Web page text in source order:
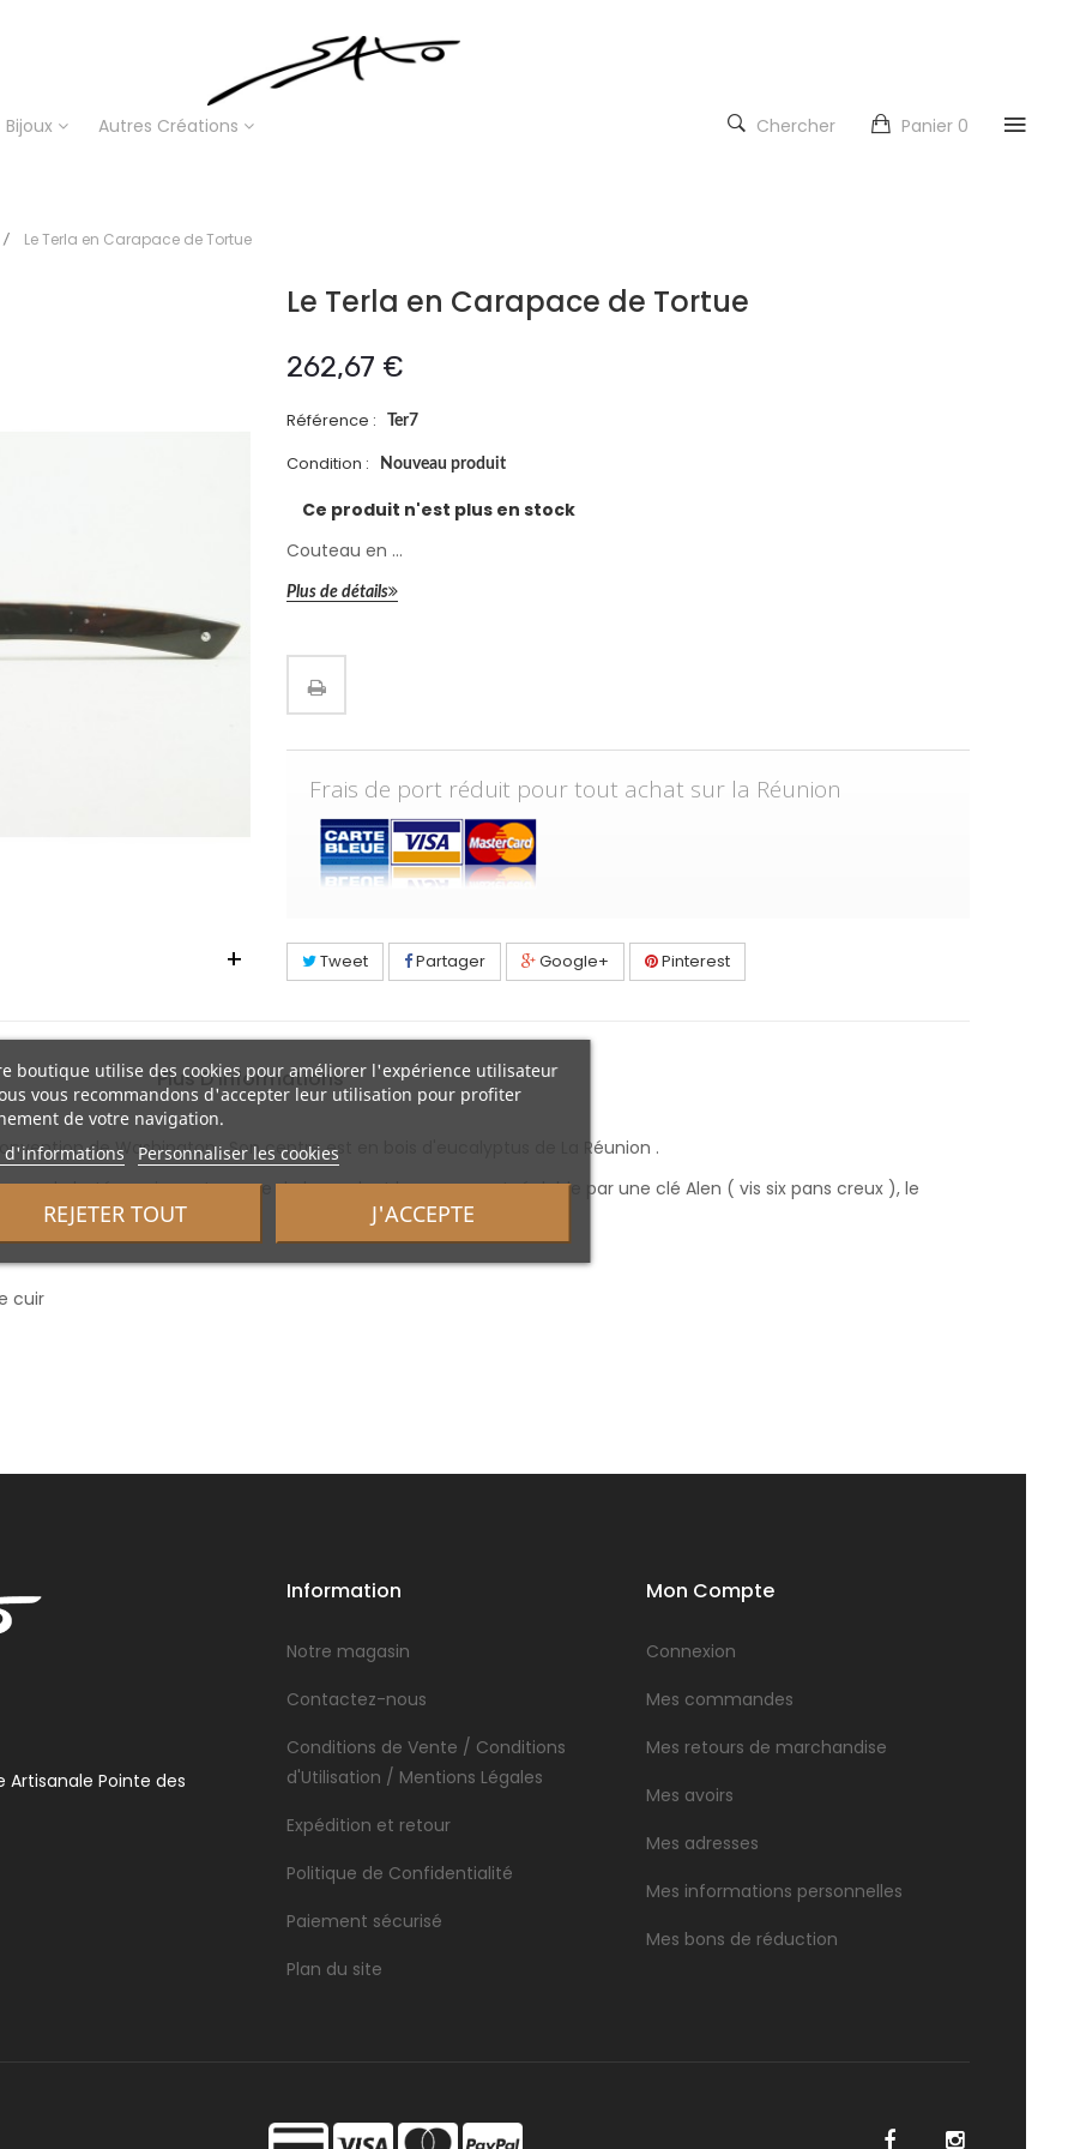
Panier 0
Chercher
Bijoux Autres Créations
Le Terla en Carapace de Tortue
+
Le Terla en Carapace de Tortue
262,67 €
Référence : Ter7
Condition : Nouveau produit
Ce produit n'est plus en stock
Couteau en ...
Plus de détails
Frais de port réduit pour tout achat sur la Réunion
Tweet Partager Google+ Pinterest
Plus D'informations
de Washington . Son centre est en bois d'eucalyptus de La Réunion .
de butée en inox et un axe de lame dont le serrage est réglable par une clé Alen ( vis six pans creux ), le
légèreté
cuir
Artisanale Pointe des
Information
Notre magasin
Contactez-nous
Conditions de Vente / Conditions
d'Utilisation / Mentions Légales
Expédition et retour
Politique de Confidentialité
Paiement sécurisé
Plan du site
Mon Compte
Connexion
Mes commandes
Mes retours de marchandise
Mes avoirs
Mes adresses
Mes informations personnelles
Mes bons de réduction
boutique utilise des cookies pour améliorer l'expérience utilisateur
vous recommandons d'accepter leur utilisation pour profiter
de votre navigation.
d'informations
Personnaliser les cookies
REJETER TOUT J'ACCEPTE